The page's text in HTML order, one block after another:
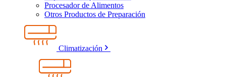
Procesador de Alimentos
Otros Productos de Preparación
Climatización